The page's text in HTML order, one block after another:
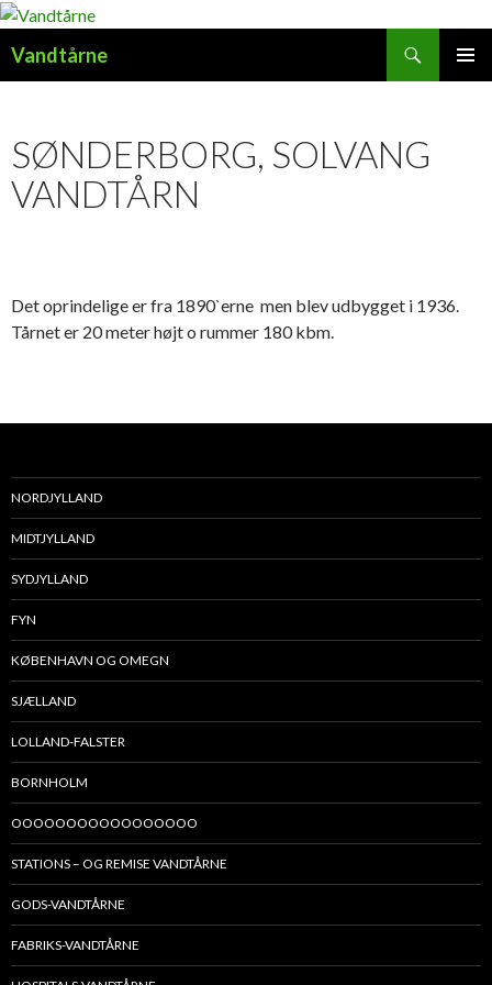
Vandtårne
SØNDERBORG, SOLVANG
VANDTÅRN
Det oprindelige er fra 1890`erne men blev udbygget i 1936.
Tårnet er 20 meter højt o rummer 180 kbm.
NORDJYLLAND
MIDTJYLLAND
SYDJYLLAND
FYN
KØBENHAVN OG OMEGN
SJÆLLAND
LOLLAND-FALSTER
BORNHOLM
OOOOOOOOOOOOOOOOO
STATIONS – OG REMISE VANDTÅRNE
GODS-VANDTÅRNE
FABRIKS-VANDTÅRNE